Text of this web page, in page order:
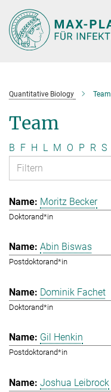
Hauptinhalt
Quantitative Biology Team
Team
B F H L M O P R S
Moritz Becker
Doktorand*in
Abin Biswas
Postdoktorand*in
Dominik Fachet
Doktorand*in
Gil Henkin
Postdoktorand*in
Joshua Leibrock